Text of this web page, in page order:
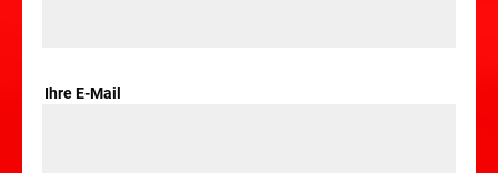
Ihre E-Mail